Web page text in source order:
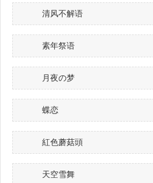
清风不解语
素年祭语
月夜の梦
蝶恋
紅色蘑菇頭
天空雪舞